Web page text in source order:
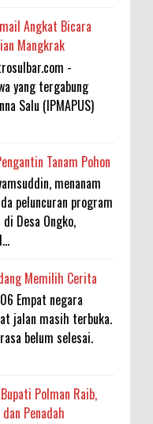
Angkat Bicara
Mangkrak
-
yang tergabung
Salu (IPMAPUS)
Tanam Pohon
menanam
peluncuran program
Desa Ongko,
Memilih Cerita
Empat negara
jalan masih terbuka.
belum selesai.
Polman Raib,
Penadah